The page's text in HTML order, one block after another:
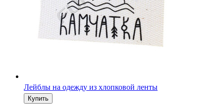
Лейблы на одежду из хлопковой ленты